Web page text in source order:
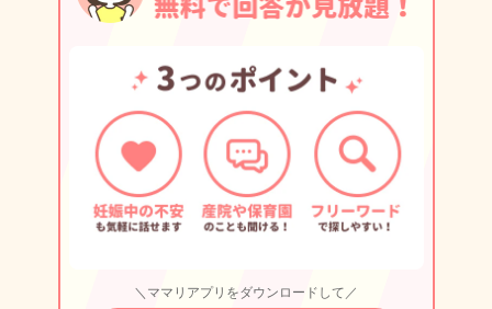
＼ママリアプリをダウンロードして／